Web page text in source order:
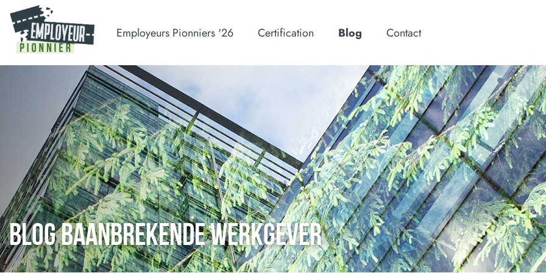
Employeurs Pionniers '26 Certification Blog Contact
BLOG BAANBREKENDE WERKGEVER